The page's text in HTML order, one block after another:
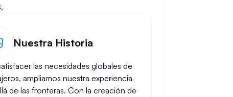
Nuestra Historia
las necesidades globales de
ampliamos nuestra experiencia
de las fronteras. Con la creación de